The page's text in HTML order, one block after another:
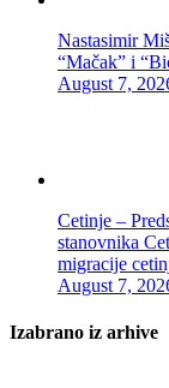
Nastasimir
“Mačak” i
August 7,
Cetinje –
stanovnika
migracije
August 7,
Izabrano iz arhive